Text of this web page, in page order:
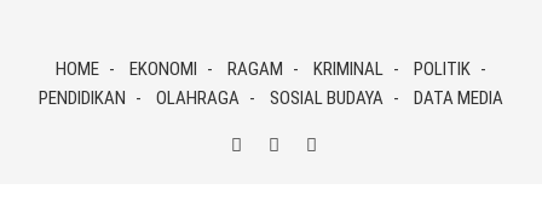
contentHOME EKONOMI RAGAM KRIMINAL
POLITIK
PENDIDIKAN
OLAHRAGA SOSIAL BUDAYA DATA MEDIA